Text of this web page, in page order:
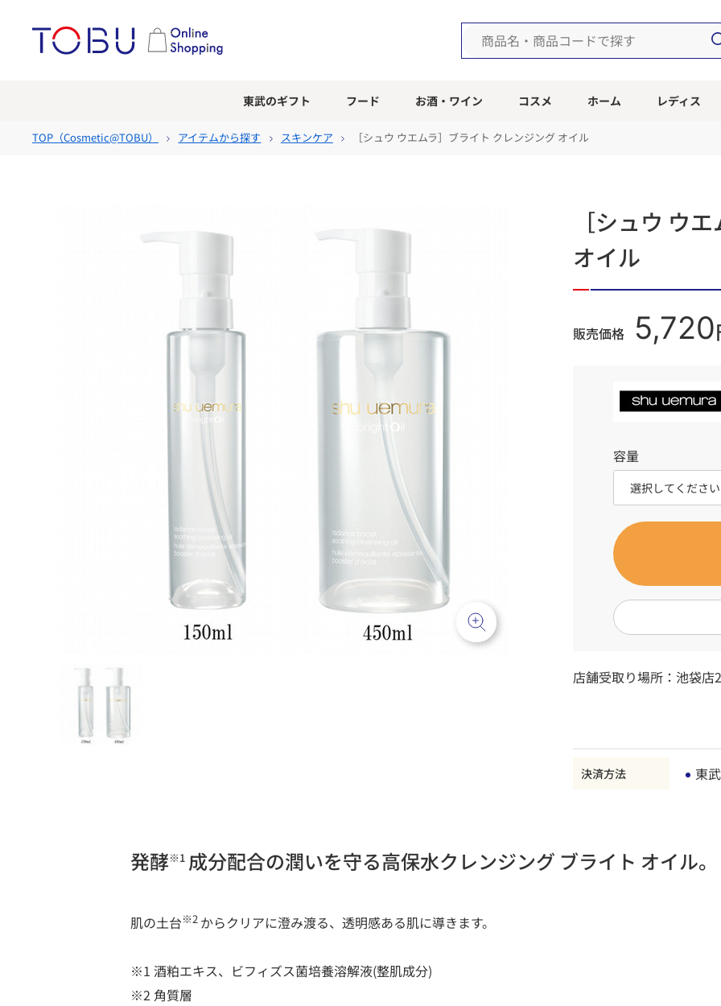
東武のギフト フード お酒・ワイン コスメ ホーム レディス
TOP（Cosmetic@TOBU） アイテムから探す スキンケア ［シュウ ウエムラ］ブライト クレンジング オイル
［シュウ ウ
オイル
販売価格 5,720
容量
店舗受取り場所： 池袋店
決済方法 東
発酵※1 成分配合の潤いを守る高保水クレンジング ブライト オイル。
肌の土台※2 からクリアに澄み渡る、透明感ある肌に導きます。
※1 酒粕エキス、ビフィズス菌培養溶解液(整肌成分)
※2 角質層